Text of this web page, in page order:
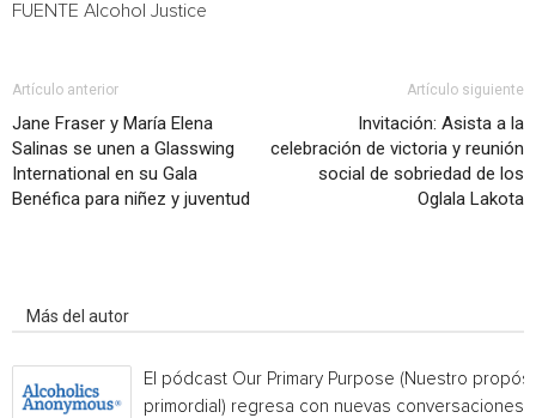
FUENTE Alcohol Justice
Artículo anterior
Jane Fraser y María Elena
Salinas se unen a Glasswing
International en su Gala
Benéfica para niñez y juventud
Artículo siguiente
Invitación: Asista a la
celebración de victoria y reunión
social de sobriedad de los
Oglala Lakota
Más del autor
El pódcast Our Primary Purpose (Nuestro
primordial) regresa con nuevas conversaciones